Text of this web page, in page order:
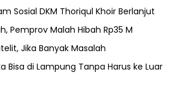
Sosial DKM Thoriqul Khoir Berlanjut
Pemprov Malah Hibah Rp35 M
Jika Banyak Masalah
Bisa di Lampung Tanpa Harus ke Luar